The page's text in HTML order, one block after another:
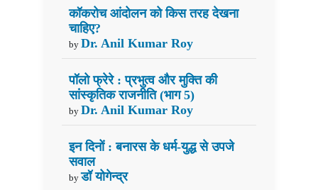
कॉकरोच आंदोलन को किस तरह देखना
चाहिए?
by Dr. Anil Kumar Roy
पॉलो फ्रेरे : प्रभुत्व और मुक्ति की
सांस्कृतिक राजनीति (भाग 5)
by Dr. Anil Kumar Roy
इन दिनों : बनारस के धर्म-युद्ध से उपजे
सवाल
by डॉ योगेन्द्र